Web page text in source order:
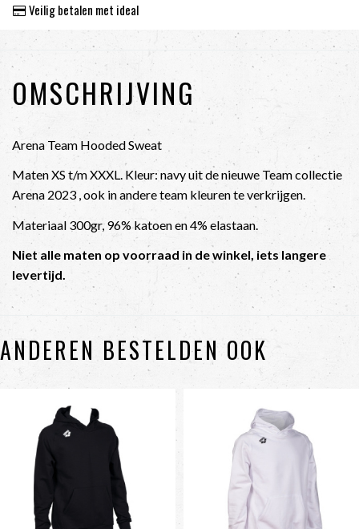
Veilig betalen met ideal
OMSCHRIJVING
Arena Team Hooded Sweat
Maten XS t/m XXXL. Kleur: navy uit de nieuwe Team collectie
Arena 2023 , ook in andere team kleuren te verkrijgen.
Materiaal 300gr, 96% katoen en 4% elastaan.
Niet alle maten op voorraad in de winkel, iets langere
levertijd.
ANDEREN BESTELDEN OOK